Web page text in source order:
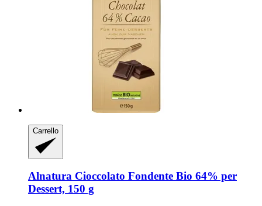
Carrello
Alnatura Cioccolato Fondente Bio 64% per
Dessert, 150 g